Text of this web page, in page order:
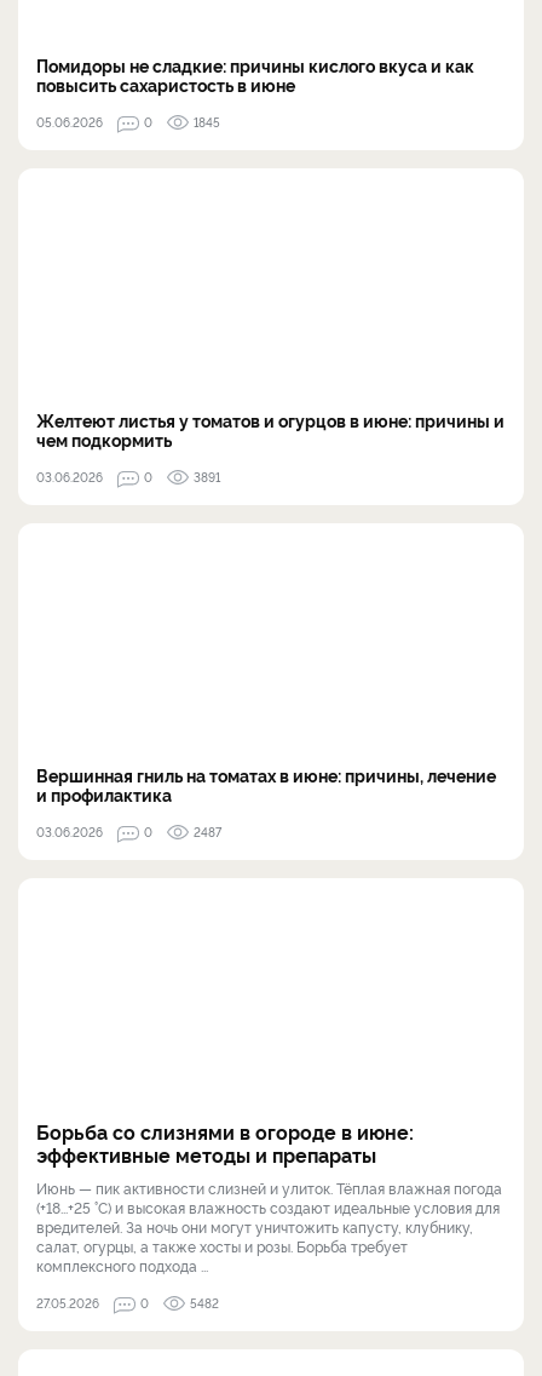
Помидоры не сладкие: причины кислого вкуса и как
повысить сахаристость в июне
05.06.2026 0 1845
Желтеют листья у томатов и огурцов в июне: причины и
чем подкормить
03.06.2026 0 3891
Вершинная гниль на томатах в июне: причины, лечение
и профилактика
03.06.2026 0 2487
Борьба со слизнями в огороде в июне:
эффективные методы и препараты
Июнь — пик активности слизней и улиток. Тёплая влажная погода
(+18...+25 °C) и высокая влажность создают идеальные условия для
вредителей. За ночь они могут уничтожить капусту, клубнику,
салат, огурцы, а также хосты и розы. Борьба требует
комплексного подхода ...
27.05.2026 0 5482